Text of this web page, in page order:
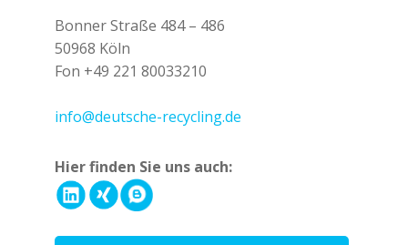
Bonner Straße 484 – 486
50968 Köln
Fon +49 221 80033210
info@deutsche-recycling.de
Hier finden Sie uns auch: